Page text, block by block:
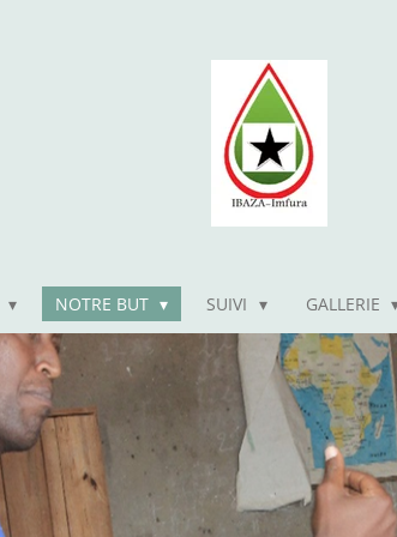
NOTRE BUT SUIVI GALLERIE